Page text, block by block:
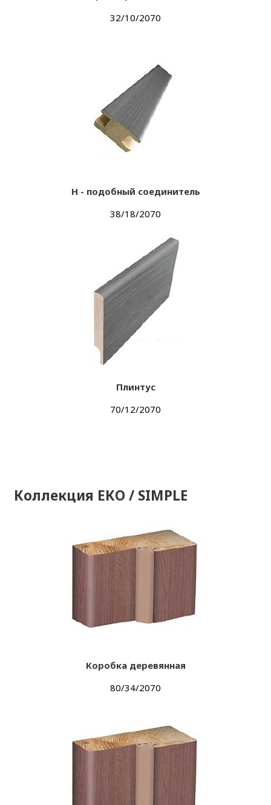
32/10/2070
Н - подобный соединитель
38/18/2070
Плинтус
70/12/2070
Коллекция ЕКО / SIMPLE
Коробка деревянная
80/34/2070